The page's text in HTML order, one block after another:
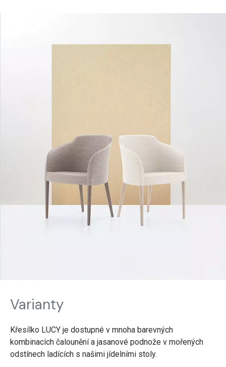
Varianty
Křesílko LUCY je dostupné v mnoha barevných
kombinacích čalounění a jasanové podnože v mořených
odstínech ladících s našimi jídelními stoly.